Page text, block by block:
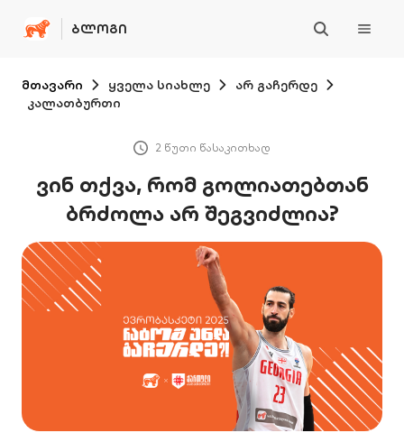
ᲑᲚᲝᲒᲘ
მთავარი ყველა სიახლე
არ გაჩერდე
კალათბურთი
2 წუთი წასაკითხად
ვინ თქვა, რომ გოლიათებთან
ბრძოლა არ შეგვიძლია?